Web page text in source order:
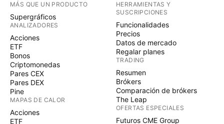
MÁS QUE UN PRODUCTO
Supergráficos
ANALIZADORES
Acciones
ETF
Bonos
Criptomonedas
Pares CEX
Pares DEX
Pine
MAPAS DE CALOR
Acciones
ETF
HERRAMIENTAS Y
SUSCRIPCIONES
Funcionalidades
Precios
Datos de mercado
Regalar planes
TRADING
Resumen
Brókers
Comparación de brókers
The Leap
OFERTAS ESPECIALES
Futuros CME Group